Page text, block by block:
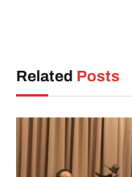
Related Posts